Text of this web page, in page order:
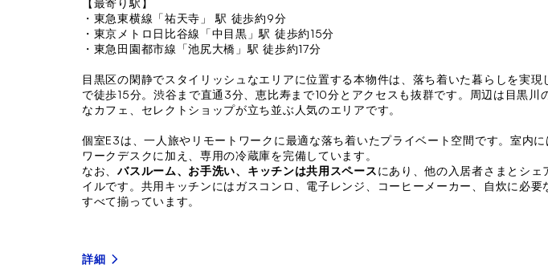
【最寄り駅】
・東急東横線「祐天寺」 駅 徒歩約9分
・東京メトロ日比谷線「中目黒」駅 徒歩約15分
・東急田園都市線「池尻大橋」駅 徒歩約17分
目黒区の閑静でスタイリッシュなエリアに位置する本物件は、落ち着いた暮らしを実現
で徒歩15分。渋谷まで直通3分、恵比寿まで10分とアクセスも抜群です。周辺は目黒川
なカフェ、セレクトショップが立ち並ぶ人気のエリアです。
個室E3は、一人旅やリモートワークに最適な落ち着いたプライベート空間です。室内に
ワークデスクに加え、専用の冷蔵庫を完備しています。
なお、バスルーム、お手洗い、キッチンは共用スペースにあり、他の入居者さまとシェ
イルです。共用キッチンにはガスコンロ、電子レンジ、コーヒーメーカー、自炊に必要
すべて揃っています。
詳細